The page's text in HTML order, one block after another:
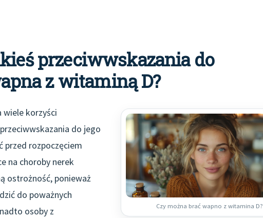
przeciwwskazania do
z witaminą D?
Czy można brać wapno z witamina D?
wiele korzyści
do jego
rozpoczęciem
na choroby nerek
ostrożność, ponieważ
do poważnych
osoby z